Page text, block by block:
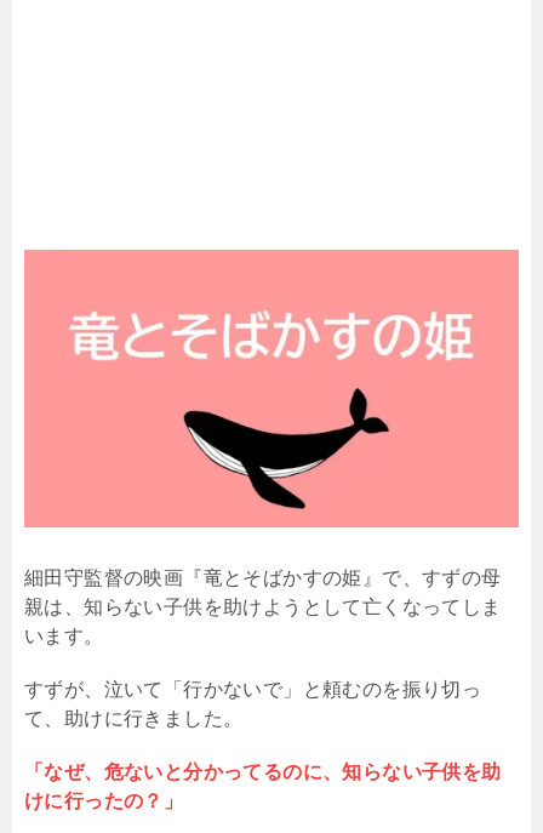
細田守監督の映画『竜とそばかすの姫』で、すずの母
親は、知らない子供を助けようとして亡くなってしま
います。
すずが、泣いて「行かないで」と頼むのを振り切っ
て、助けに行きました。
「なぜ、危ないと分かってるのに、知らない子供を助
けに行ったの？」